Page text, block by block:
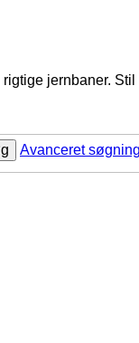
jernbaner.
Avanceret søgning